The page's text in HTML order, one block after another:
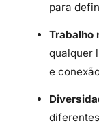
para
Trabalho
qualquer
e